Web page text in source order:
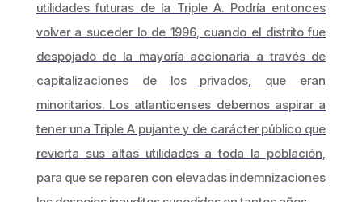
utilidades futuras de la Triple A. Podría entonces
volver a suceder lo de 1996, cuando el distrito fue
despojado de la mayoría accionaria a través de
capitalizaciones de los privados, que eran
minoritarios. Los atlanticenses debemos aspirar a
tener una Triple A pujante y de carácter público que
revierta sus altas utilidades a toda la población,
para que se reparen con elevadas indemnizaciones